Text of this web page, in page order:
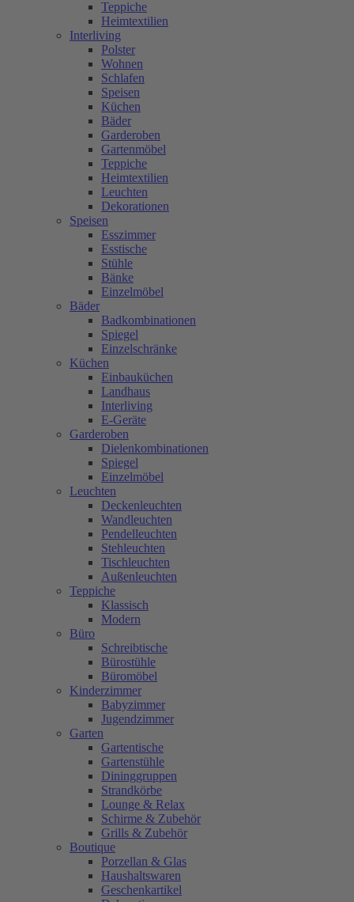
Teppiche
Heimtextilien
Interliving
Polster
Wohnen
Schlafen
Speisen
Küchen
Bäder
Garderoben
Gartenmöbel
Teppiche
Heimtextilien
Leuchten
Dekorationen
Speisen
Esszimmer
Esstische
Stühle
Bänke
Einzelmöbel
Bäder
Badkombinationen
Spiegel
Einzelschränke
Küchen
Einbauküchen
Landhaus
Interliving
E-Geräte
Garderoben
Dielenkombinationen
Spiegel
Einzelmöbel
Leuchten
Deckenleuchten
Wandleuchten
Pendelleuchten
Stehleuchten
Tischleuchten
Außenleuchten
Teppiche
Klassisch
Modern
Büro
Schreibtische
Bürostühle
Büromöbel
Kinderzimmer
Babyzimmer
Jugendzimmer
Garten
Gartentische
Gartenstühle
Dininggruppen
Strandkörbe
Lounge & Relax
Schirme & Zubehör
Grills & Zubehör
Boutique
Porzellan & Glas
Haushaltswaren
Geschenkartikel